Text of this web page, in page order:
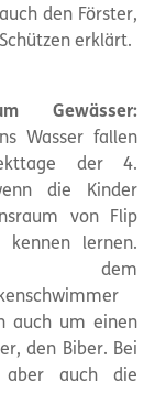
den Förster,
erklärt.
Gewässer:
Wasser fallen
der 4.
die Kinder
von Flip
kennen lernen.
dem
auch um einen
den Biber. Bei
aber auch die